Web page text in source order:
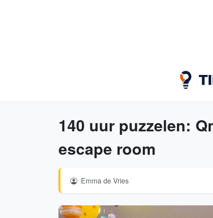
140 uur puzzelen:
escape room
Emma de Vries